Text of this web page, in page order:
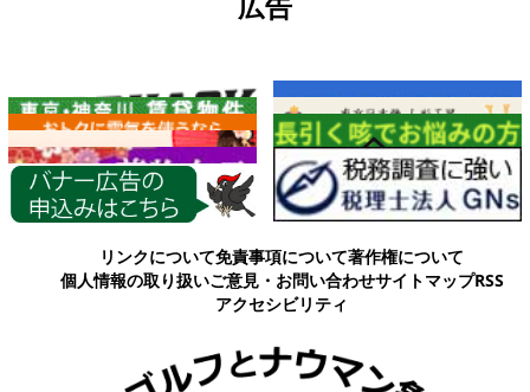
各種情報
リンクについて免責事項について著作権について
個人情報の取り扱いご意見・お問い合わせサイトマップRSS
アクセシビリティ